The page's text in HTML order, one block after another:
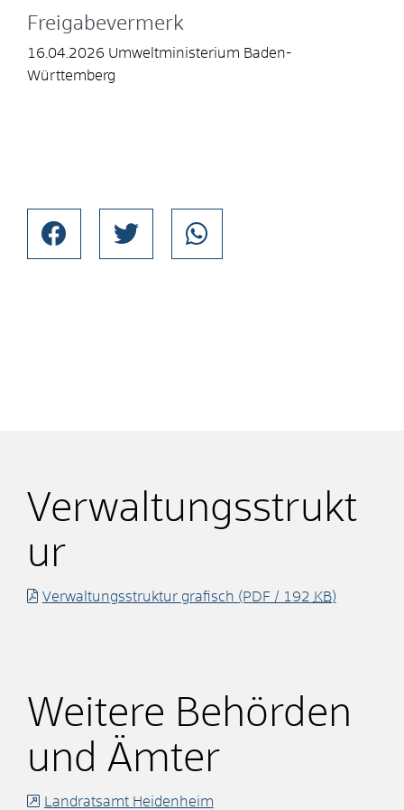
Freigabevermerk
16.04.2026 Umweltministerium Baden-
Württemberg
Verwaltungsstrukt
ur
Verwaltungsstruktur grafisch (PDF / 192 KB)
Weitere Behörden
und Ämter
Landratsamt Heidenheim